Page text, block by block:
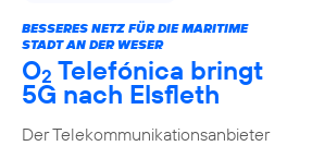
BESSERES NETZ FÜR DIE MARITIME
STADT AN DER WESER
O2 Telefónica bringt
5G nach Elsfleth
Der Telekommunikationsanbieter